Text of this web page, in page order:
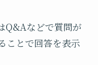
Q&Aなどで質問が
ことで回答を表示